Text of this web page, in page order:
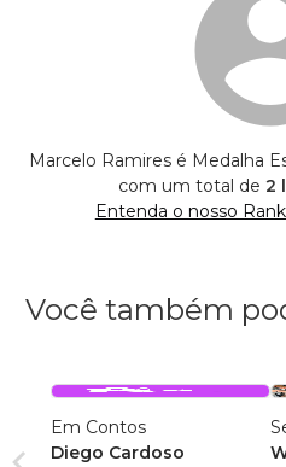
Marcelo Ramires é Medalha
com um total de 2
Entenda o nosso
Você também
Em Contos
Diego Cardoso